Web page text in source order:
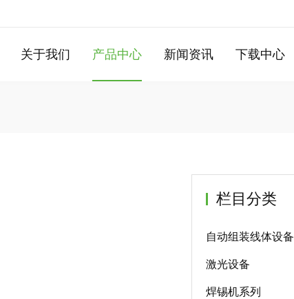
关于我们 产品中心 新闻资讯 下载中心
栏目分类
自动组装线体设备
激光设备
焊锡机系列